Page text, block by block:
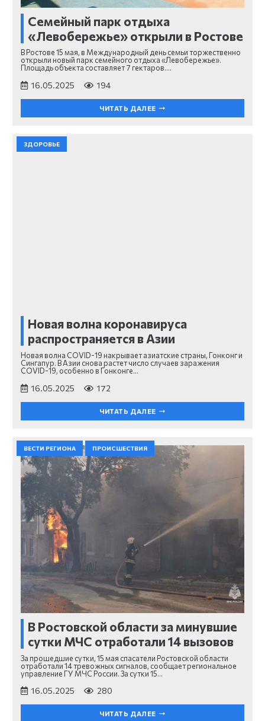
Семейный парк отдыха
«Левобережье» открыли в Ростове
В Ростове 15 мая, в Международный день семьи торжественно
открыли новый парк семейного отдыха «Левобережье».
Площадь объекта составляет 7 гектаров.…
16.05.2025 194
ЧИТАТЬ ДАЛЕЕ
ЗДОРОВЬЕ
Новая волна коронавируса
распространяется в Азии
Новая волна COVID-19 накрывает азиатские страны, Гонконг и
Сингапур. В Азии снова растет число случаев заражения
COVID-19, особенно в Гонконге…
16.05.2025 172
ЧИТАТЬ ДАЛЕЕ
ВЕСТИ РЕГИОНА ПРОИСШЕСТВИЯ
В Ростовской области за минувшие
сутки МЧС отработали 14 вызовов
За прошедшие сутки, 15 мая спасатели Ростовской области
отработали 14 тревожных сигналов, сообщает региональное
управление ГУ МЧС России. За сутки 15…
16.05.2025 280
ЧИТАТЬ ДАЛЕЕ